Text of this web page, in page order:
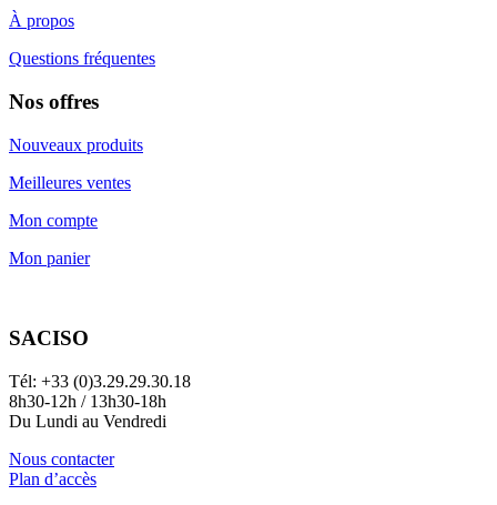
À propos
Questions fréquentes
Nos offres
Nouveaux produits
Meilleures ventes
Mon compte
Mon panier
SACISO
Tél: +33 (0)3.29.29.30.18
8h30-12h / 13h30-18h
Du Lundi au Vendredi
Nous contacter
Plan d’accès